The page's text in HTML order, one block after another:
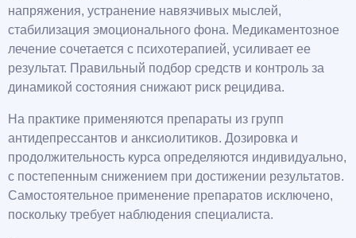
напряжения, устранение навязчивых мыслей,
стабилизация эмоционального фона. Медикаментозное
лечение сочетается с психотерапией, усиливает ее
результат. Правильный подбор средств и контроль за
динамикой состояния снижают риск рецидива.
На практике применяются препараты из групп
антидепрессантов и анксиолитиков. Дозировка и
продолжительность курса определяются индивидуально,
с постепенным снижением при достижении результатов.
Самостоятельное применение препаратов исключено,
поскольку требует наблюдения специалиста.